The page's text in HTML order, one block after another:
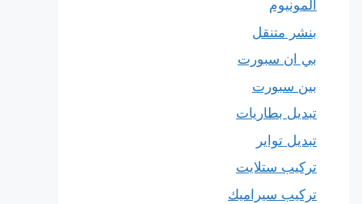
المونيوم
بنشر متنقل
بي ان سبورت
بين سبورت
تبديل بطاريات
تبديل تواير
تركيب ستلايت
تركيب سيراميك